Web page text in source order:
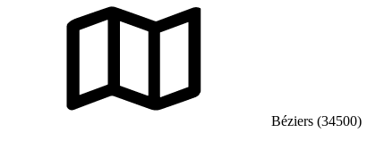
Béziers (34500)